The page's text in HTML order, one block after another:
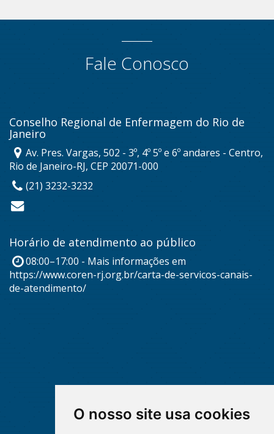
O nosso site usa cookies
Fale Conosco
Conselho Regional de Enfermagem do Rio de
Janeiro
Av. Pres. Vargas, 502 - 3º, 4º 5º e 6º andares - Centro,
Rio de Janeiro-RJ, CEP 20071-000
(21) 3232-3232
Horário de atendimento ao público
08:00–17:00 - Mais informações em
https://www.coren-rj.org.br/carta-de-servicos-canais-
de-atendimento/